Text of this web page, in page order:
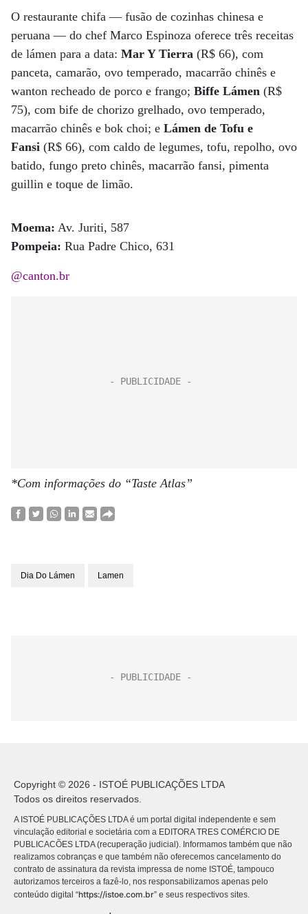
O restaurante chifa — fusão de cozinhas chinesa e
peruana — do chef Marco Espinoza oferece três receitas
de lámen para a data: Mar Y Tierra (R$ 66), com
panceta, camarão, ovo temperado, macarrão chinês e
wanton recheado de porco e frango; Biffe Lámen (R$
75), com bife de chorizo grelhado, ovo temperado,
macarrão chinês e bok choi; e Lámen de Tofu e
Fansi (R$ 66), com caldo de legumes, tofu, repolho, ovo
batido, fungo preto chinês, macarrão fansi, pimenta
guillin e toque de limão.
Moema: Av. Juriti, 587
Pompeia: Rua Padre Chico, 631
@canton.br
*Com informações do “Taste Atlas”
Dia Do Lámen Lamen
Copyright © 2026 - ISTOÉ PUBLICAÇÕES LTDA
Todos os direitos reservados.
A ISTOÉ PUBLICAÇÕES LTDA é um portal digital independente e sem
vinculação editorial e societária com a EDITORA TRES COMÉRCIO DE
PUBLICACÕES LTDA (recuperação judicial). Informamos também que não
realizamos cobranças e que também não oferecemos cancelamento do
contrato de assinatura da revista impressa de nome ISTOÉ, tampouco
autorizamos terceiros a fazê-lo, nos responsabilizamos apenas pelo
conteúdo digital “https://istoe.com.br” e seus respectivos sites.